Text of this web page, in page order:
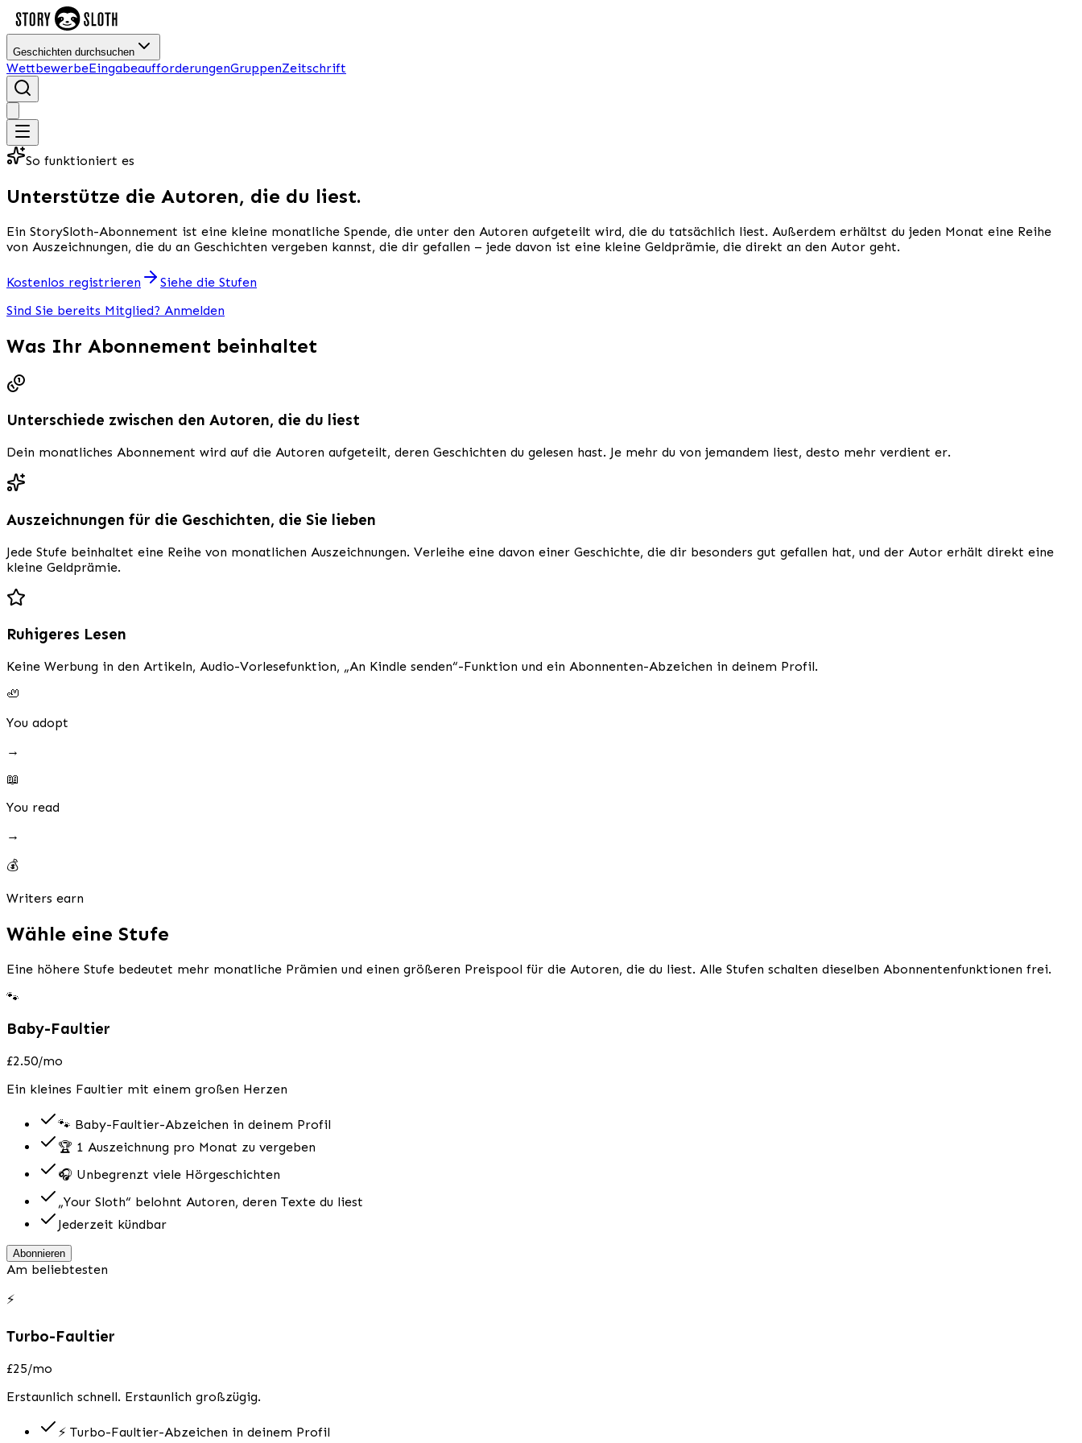
Geschichten durchsuchen
WettbewerbeEingabeaufforderungenGruppenZeitschrift
So funktioniert es
Unterstütze die Autoren, die du liest.
Ein StorySloth-Abonnement ist eine kleine monatliche Spende, die unter den Autoren aufgeteilt wird, die du tatsächlich liest. Außerdem erhältst du jeden Monat eine Reihe
von Auszeichnungen, die du an Geschichten vergeben kannst, die dir gefallen – jede davon ist eine kleine Geldprämie, die direkt an den Autor geht.
Kostenlos registrieren
Siehe die Stufen
Sind Sie bereits Mitglied? Anmelden
Was Ihr Abonnement beinhaltet
Unterschiede zwischen den Autoren, die du liest
Dein monatliches Abonnement wird auf die Autoren aufgeteilt, deren Geschichten du gelesen hast. Je mehr du von jemandem liest, desto mehr verdient er.
Auszeichnungen für die Geschichten, die Sie lieben
Jede Stufe beinhaltet eine Reihe von monatlichen Auszeichnungen. Verleihe eine davon einer Geschichte, die dir besonders gut gefallen hat, und der Autor erhält direkt eine
kleine Geldprämie.
Ruhigeres Lesen
Keine Werbung in den Artikeln, Audio-Vorlesefunktion, „An Kindle senden“-Funktion und ein Abonnenten-Abzeichen in deinem Profil.
🦥
You adopt
→
📖
You read
→
💰
Writers earn
Wähle eine Stufe
Eine höhere Stufe bedeutet mehr monatliche Prämien und einen größeren Preispool für die Autoren, die du liest. Alle Stufen schalten dieselben Abonnentenfunktionen frei.
🐾
Baby-Faultier
£2.50/mo
Ein kleines Faultier mit einem großen Herzen
🐾 Baby-Faultier-Abzeichen in deinem Profil
🏆 1 Auszeichnung pro Monat zu vergeben
🎧 Unbegrenzt viele Hörgeschichten
„Your Sloth“ belohnt Autoren, deren Texte du liest
Jederzeit kündbar
Abonnieren
Am beliebtesten
⚡
Turbo-Faultier
£25/mo
Erstaunlich schnell. Erstaunlich großzügig.
⚡ Turbo-Faultier-Abzeichen in deinem Profil